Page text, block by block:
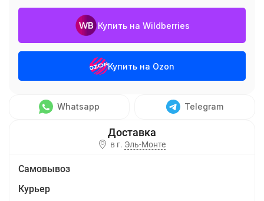
Купить на Wildberries
Купить на Ozon
Whatsapp Telegram
в г. Эль-Монте
Самовывоз
Курьер